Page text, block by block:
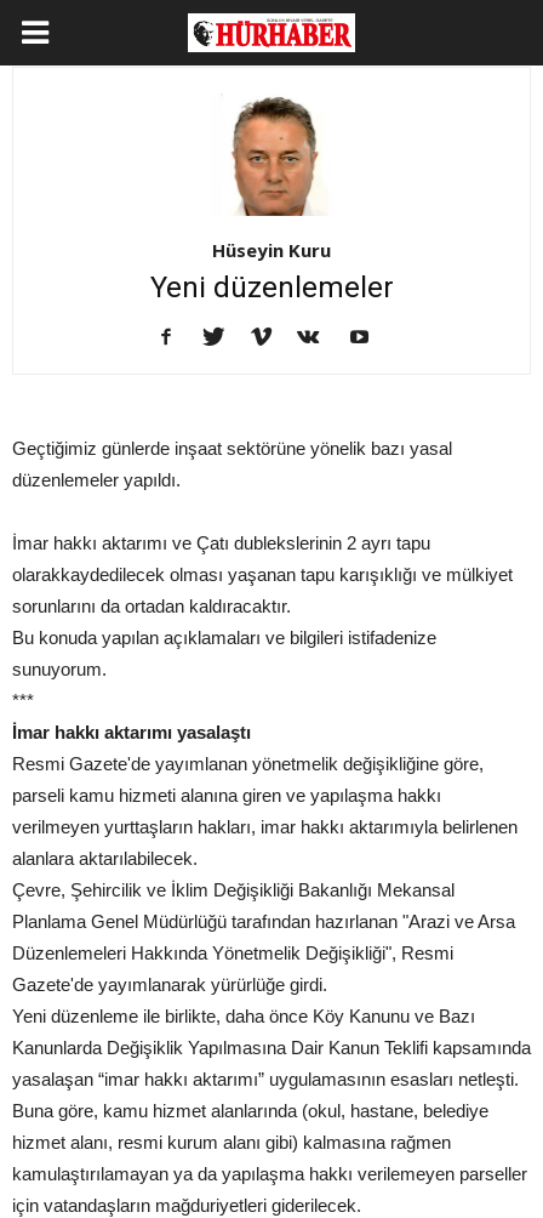
Hüseyin Kuru
Yeni düzenlemeler
Geçtiğimiz günlerde inşaat sektörüne yönelik bazı yasal
düzenlemeler yapıldı.
İmar hakkı aktarımı ve Çatı dublekslerinin 2 ayrı tapu
olarakkaydedilecek olması yaşanan tapu karışıklığı ve mülkiyet
sorunlarını da ortadan kaldıracaktır.
Bu konuda yapılan açıklamaları ve bilgileri istifadenize
sunuyorum.
***
İmar hakkı aktarımı yasalaştı
Resmi Gazete'de yayımlanan yönetmelik değişikliğine göre,
parseli kamu hizmeti alanına giren ve yapılaşma hakkı
verilmeyen yurttaşların hakları, imar hakkı aktarımıyla belirlenen
alanlara aktarılabilecek.
Çevre, Şehircilik ve İklim Değişikliği Bakanlığı Mekansal
Planlama Genel Müdürlüğü tarafından hazırlanan "Arazi ve Arsa
Düzenlemeleri Hakkında Yönetmelik Değişikliği", Resmi
Gazete'de yayımlanarak yürürlüğe girdi.
Yeni düzenleme ile birlikte, daha önce Köy Kanunu ve Bazı
Kanunlarda Değişiklik Yapılmasına Dair Kanun Teklifi kapsamında
yasalaşan “imar hakkı aktarımı” uygulamasının esasları netleşti.
Buna göre, kamu hizmet alanlarında (okul, hastane, belediye
hizmet alanı, resmi kurum alanı gibi) kalmasına rağmen
kamulaştırılamayan ya da yapılaşma hakkı verilemeyen parseller
için vatandaşların mağduriyetleri giderilecek.